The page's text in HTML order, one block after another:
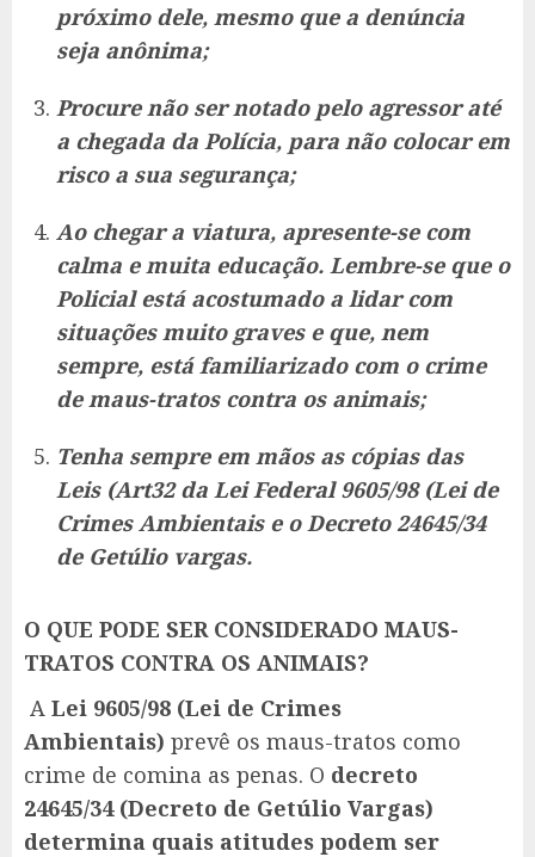
próximo dele, mesmo que a denúncia
seja anônima;
Procure não ser notado pelo agressor até
a chegada da Polícia, para não colocar em
risco a sua segurança;
Ao chegar a viatura, apresente-se com
calma e muita educação. Lembre-se que o
Policial está acostumado a lidar com
situações muito graves e que, nem
sempre, está familiarizado com o crime
de maus-tratos contra os animais;
Tenha sempre em mãos as cópias das
Leis (Art32 da Lei Federal 9605/98 (Lei de
Crimes Ambientais e o Decreto 24645/34
de Getúlio vargas.
O QUE PODE SER CONSIDERADO MAUS-
TRATOS CONTRA OS ANIMAIS?
A Lei 9605/98 (Lei de Crimes
Ambientais) prevê os maus-tratos como
crime de comina as penas. O decreto
24645/34 (Decreto de Getúlio Vargas)
determina quais atitudes podem ser